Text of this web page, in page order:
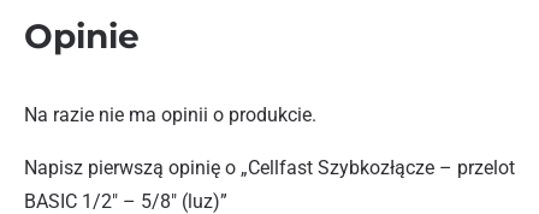
Opinie
Na razie nie ma opinii o produkcie.
Napisz pierwszą opinię o „Cellfast Szybkozłącze – przelot
BASIC 1/2″ – 5/8″ (luz)”